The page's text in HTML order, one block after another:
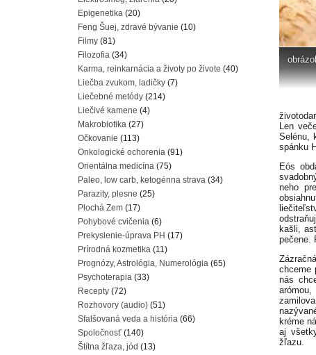
Len
Selénu,
spánku
Eós
neho
kašli,
pečene.
chceme
nás
kréme
aj
žľazu.
Epigenetika (20)
Feng Šuej, zdravé bývanie (10)
Filmy (81)
Filozofia (34)
Karma, reinkarnácia a životy po živote (40)
Liečba zvukom, ladičky (7)
Liečebné metódy (214)
Liečivé kamene (4)
Makrobiotika (27)
Očkovanie (113)
Onkologické ochorenia (91)
Orientálna medicína (75)
Paleo, low carb, ketogénna strava (34)
Parazity, plesne (25)
Plochá Zem (17)
Pohybové cvičenia (6)
Prekyslenie-úprava PH (17)
Prírodná kozmetika (11)
Prognózy, Astrológia, Numerológia (65)
Psychoterapia (33)
Recepty (72)
Rozhovory (audio) (51)
Sfalšovaná veda a história (66)
Spoločnosť (140)
Štítna žľaza, jód (13)